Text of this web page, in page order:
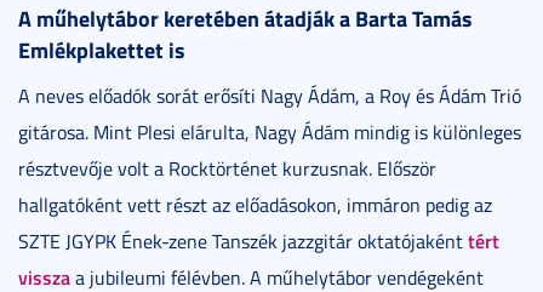
A műhelytábor keretében átadják a Barta Tamás
Emlékplakettet is
A neves előadók sorát erősíti Nagy Ádám, a Roy és Ádám Trió
gitárosa. Mint Plesi elárulta, Nagy Ádám mindig is különleges
résztvevője volt a Rocktörténet kurzusnak. Először
hallgatóként vett részt az előadásokon, immáron pedig az
SZTE JGYPK Ének-zene Tanszék jazzgitár oktatójakénttért
visszaa jubileumi félévben. A műhelytábor vendégeként